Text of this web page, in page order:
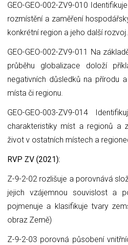
GEO-GEO-002-ZV9-010
rozmístění a zaměření
konkrétní region a jeho další rozvoj.
GEO-GEO-002-ZV9-011 Na
průběhu globalizace doloží
negativních důsledků na přírodu
místa či regionu.
GEO-GEO-003-ZV9-014
charakteristiky míst a regionů a
život v ostatních místech a
RVP ZV (2021):
Z-9-2-02 rozlišuje a porovnává
jejich vzájemnou souvislost a
pojmenuje a klasifikuje tvary
obraz Země)
Z-9-2-03 porovná působení